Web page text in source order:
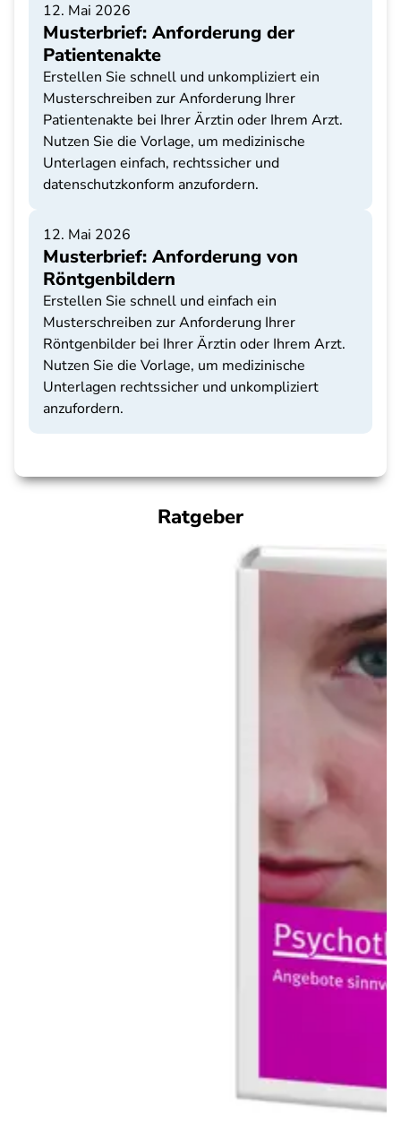
12. Mai 2026
Musterbrief: Anforderung der
Patientenakte
Erstellen Sie schnell und unkompliziert ein
Musterschreiben zur Anforderung Ihrer
Patientenakte bei Ihrer Ärztin oder Ihrem Arzt.
Nutzen Sie die Vorlage, um medizinische
Unterlagen einfach, rechtssicher und
datenschutzkonform anzufordern.
12. Mai 2026
Musterbrief: Anforderung von
Röntgenbildern
Erstellen Sie schnell und einfach ein
Musterschreiben zur Anforderung Ihrer
Röntgenbilder bei Ihrer Ärztin oder Ihrem Arzt.
Nutzen Sie die Vorlage, um medizinische
Unterlagen rechtssicher und unkompliziert
anzufordern.
Ratgeber